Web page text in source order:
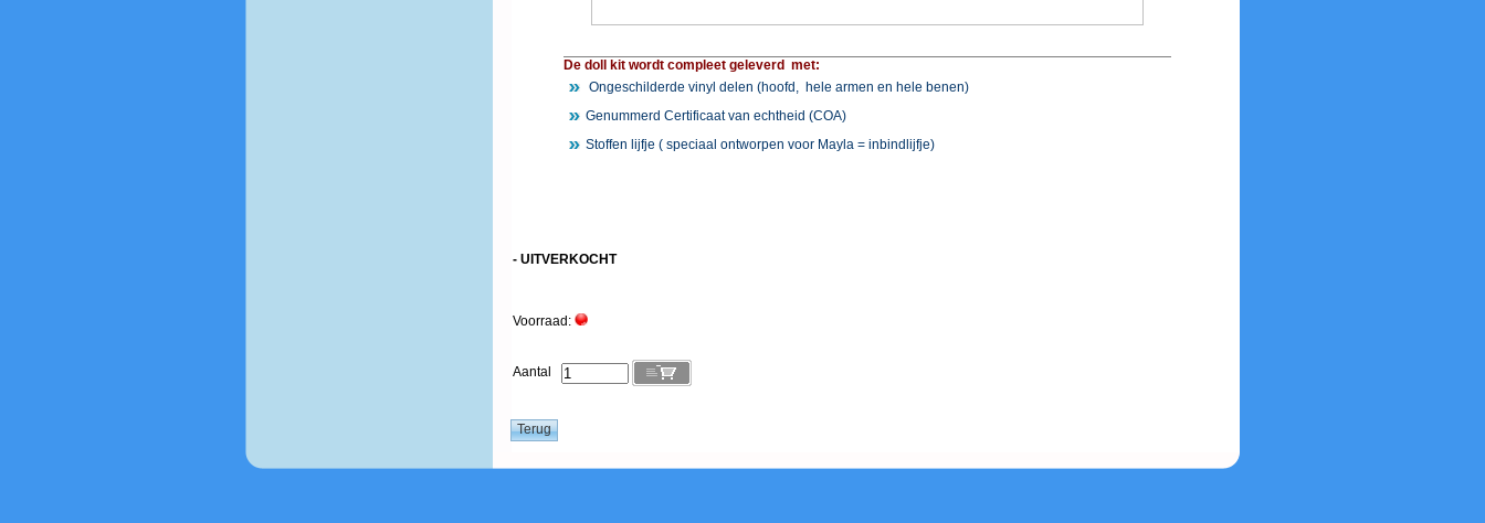
De doll kit wordt compleet geleverd met:
Ongeschilderde vinyl delen (hoofd, hele armen en hele benen)
Genummerd Certificaat van echtheid (COA)
Stoffen lijfje ( speciaal ontworpen voor Mayla = inbindlijfje)
- UITVERKOCHT
Voorraad:
Aantal